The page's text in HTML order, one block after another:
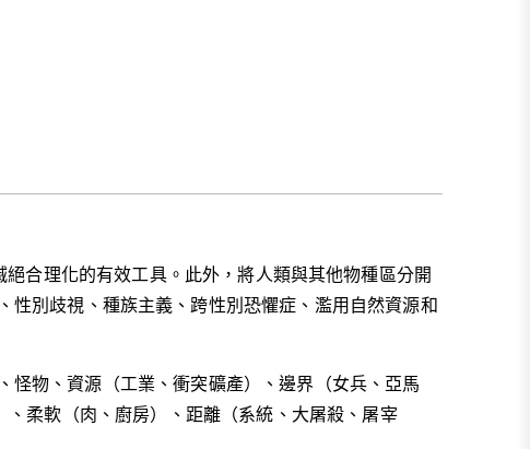
合理化的有效工具。此外，將人類與其他物種區分開
性別歧視、種族主義、跨性別恐懼症、濫用自然資源和
物、資源（工業、衝突礦產）、邊界（女兵、亞馬
柔軟（肉、廚房）、距離（系統、大屠殺、屠宰